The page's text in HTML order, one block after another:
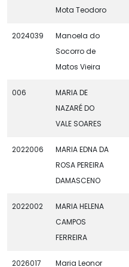
Mota Teodoro
2024039
Manoela do
Socorro de
Matos Vieira
006
MARIA DE
NAZARÉ DO
VALE SOARES
2022006
MARIA EDNA DA
ROSA PEREIRA
DAMASCENO
2022002
MARIA HELENA
CAMPOS
FERREIRA
2026017
Maria Leonor